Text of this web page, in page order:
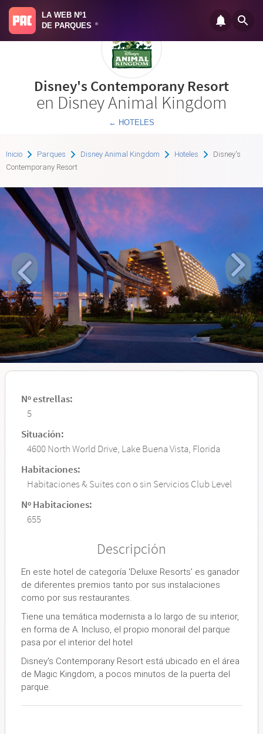
LA WEB Nº1
DE PARQUES
®
Disney's Contemporany Resort
en Disney Animal Kingdom
← HOTELES
Inicio Parques Disney Animal Kingdom Hoteles
Disney's
Contemporany Resort
Nº estrellas:
5
Situación:
4600 North World Drive, Lake Buena Vista, Florida
Habitaciones:
Habitaciones & Suites con o sin Servicios Club Level
Nº Habitaciones:
655
Descripción
En este hotel de categoría 'Deluxe Resorts' es ganador
de diferentes premios tanto por sus instalaciones
como por sus restaurantes.
Tiene una temática modernista a lo largo de su interior,
en forma de A. Incluso, el propio monorail del parque
pasa por el interior del hotel
Disney's Contemporany Resort está ubicado en el área
de Magic Kingdom, a pocos minutos de la puerta del
parque.